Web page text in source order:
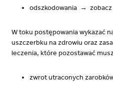
odszkodowania → zobacz
W toku postępowania wykazać
uszczerbku na zdrowiu oraz
leczenia, które pozostawać
zwrot utraconych